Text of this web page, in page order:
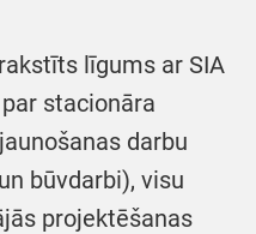
līgums ar SIA
stacionāra
darbu
būvdarbi), visu
projektēšanas